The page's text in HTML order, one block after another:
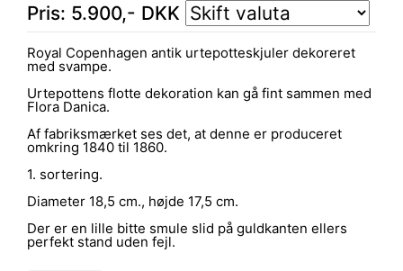
Pris: 5.900,- DKK
Royal Copenhagen antik urtepotteskjuler dekoreret
med svampe.
Urtepottens flotte dekoration kan gå fint sammen med
Flora Danica.
Af fabriksmærket ses det, at denne er produceret
omkring 1840 til 1860.
1. sortering.
Diameter 18,5 cm., højde 17,5 cm.
Der er en lille bitte smule slid på guldkanten ellers
perfekt stand uden fejl.